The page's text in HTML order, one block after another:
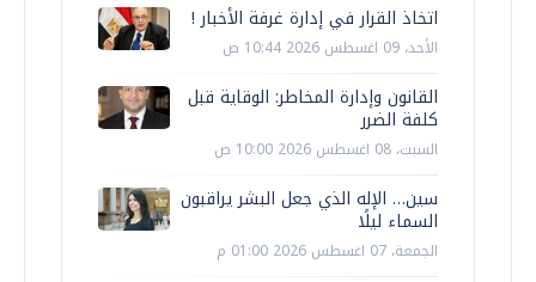
اتخاذ القرار في إدارة غرفة الأخبار !
الأحد، 09 اغسطس 2026 10:44 ص
القانون وإدارة المخاطر: الوقاية قبل
كلفة الضرر
السبت، 08 اغسطس 2026 10:00 ص
سين… الإله الذي جعل البشر يراقبون
السماء ليلًا
الجمعة، 07 اغسطس 2026 01:00 م